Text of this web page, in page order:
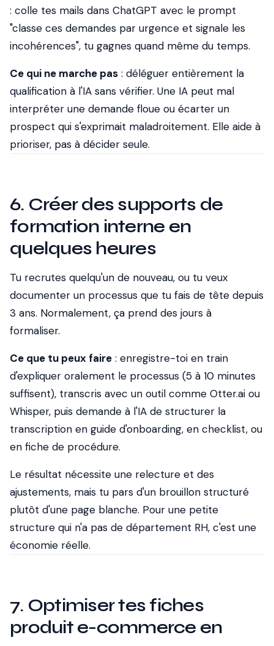
: colle tes mails dans ChatGPT avec le prompt
"classe ces demandes par urgence et signale les
incohérences", tu gagnes quand même du temps.
Ce qui ne marche pas : déléguer entièrement la
qualification à l'IA sans vérifier. Une IA peut mal
interpréter une demande floue ou écarter un
prospect qui s'exprimait maladroitement. Elle aide à
prioriser, pas à décider seule.
6. Créer des supports de
formation interne en
quelques heures
Tu recrutes quelqu'un de nouveau, ou tu veux
documenter un processus que tu fais de tête depuis
3 ans. Normalement, ça prend des jours à
formaliser.
Ce que tu peux faire : enregistre-toi en train
d'expliquer oralement le processus (5 à 10 minutes
suffisent), transcris avec un outil comme Otter.ai ou
Whisper, puis demande à l'IA de structurer la
transcription en guide d'onboarding, en checklist, ou
en fiche de procédure.
Le résultat nécessite une relecture et des
ajustements, mais tu pars d'un brouillon structuré
plutôt d'une page blanche. Pour une petite
structure qui n'a pas de département RH, c'est une
économie réelle.
7. Optimiser tes fiches
produit e-commerce en